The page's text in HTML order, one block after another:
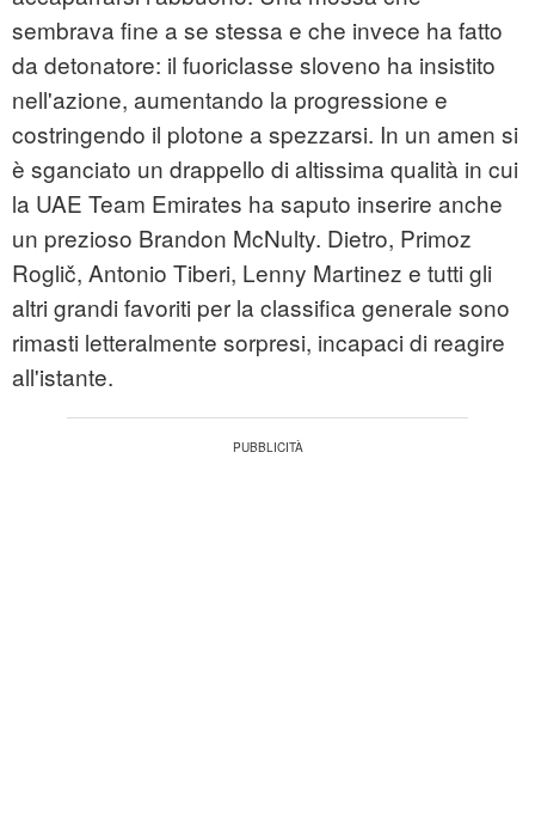
sembrava fine a se stessa e che invece ha fatto
da detonatore: il fuoriclasse sloveno ha insistito
nell'azione, aumentando la progressione e
costringendo il plotone a spezzarsi. In un amen si
è sganciato un drappello di altissima qualità in cui
la UAE Team Emirates ha saputo inserire anche
un prezioso Brandon McNulty. Dietro, Primoz
Roglič, Antonio Tiberi, Lenny Martinez e tutti gli
altri grandi favoriti per la classifica generale sono
rimasti letteralmente sorpresi, incapaci di reagire
all'istante.